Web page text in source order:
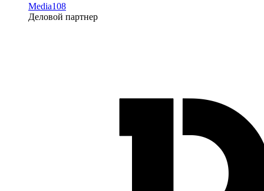
Media108
Деловой партнер